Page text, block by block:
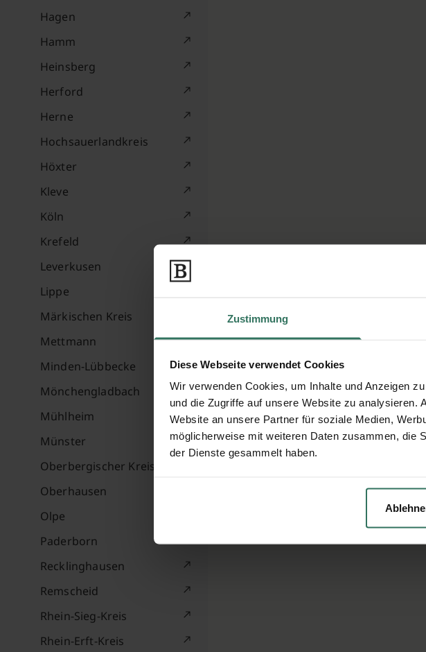
Zustimmung
Diese Webseite verwendet Cookies
Wir verwenden Cookies, um Inhalte und Anzeigen
und die Zugriffe auf unsere Website zu analysieren.
Website an unsere Partner für soziale Medien,
möglicherweise mit weiteren Daten zusammen, die
der Dienste gesammelt haben.
Hagen
Hamm
Heinsberg
Herford
Herne
Hochsauerlandkreis
Höxter
Kleve
Köln
Krefeld
Leverkusen
Lippe
Märkischen Kreis
Mettmann
Minden-Lübbecke
Mönchengladbach
Mühlheim
Münster
Oberbergischer Kreis
Oberhausen
Olpe
Paderborn
Recklinghausen
Remscheid
Rhein-Sieg-Kreis
Rhein-Erft-Kreis